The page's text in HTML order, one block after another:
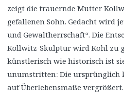
zeigt die trauernde Mutter
gefallenen Sohn. Gedacht wird
und Gewaltherrschaft“. Die
Kollwitz-Skulptur wird Kohl zu
künstlerisch wie historisch ist
unumstritten: Die ursprünglich
auf Überlebensmaße